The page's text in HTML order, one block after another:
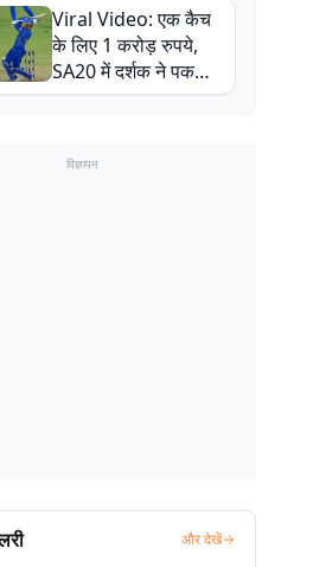
बाल-बाल बचे
Viral Video: एक कैच
के लिए 1 करोड़ रुपये,
SA20 में दर्शक ने पकड़ा
एक हाथ से गजब का कैच
विज्ञापन
और देखें